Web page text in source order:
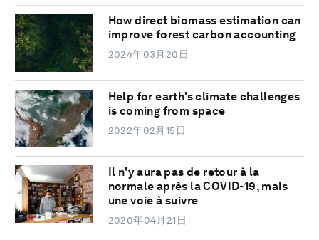
How direct biomass estimation can
improve forest carbon accounting
2024年03月20日
Help for earth's climate challenges
is coming from space
2022年02月15日
Il n'y aura pas de retour à la
normale après la COVID-19, mais
une voie à suivre
2020年04月21日